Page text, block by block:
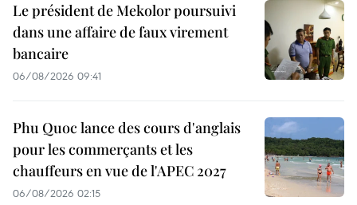
Le président de Mekolor poursuivi
dans une affaire de faux virement
bancaire
06/08/2026 09:41
Phu Quoc lance des cours d'anglais
pour les commerçants et les
chauffeurs en vue de l'APEC 2027
06/08/2026 02:15